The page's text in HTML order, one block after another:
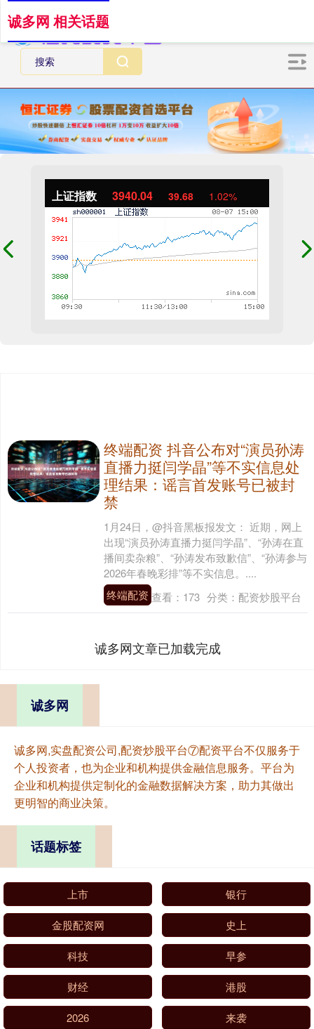
上证指数 3940.04 39.68 1.02%
诚多网 相关话题
终端配资 抖音公布对“演员孙涛
直播力挺闫学晶”等不实信息处
理结果：谣言首发账号已被封
禁
1月24日，@抖音黑板报发文： 近期，网上
出现“演员孙涛直播力挺闫学晶”、“孙涛在直
播间卖杂粮”、“孙涛发布致歉信”、“孙涛参与
2026年春晚彩排”等不实信息。....
终端配资 查看： 173 分类： 配资炒股平台
诚多网文章已加载完成
诚多网
诚多网,实盘配资公司,配资炒股平台⑦配资平台不仅服务于
个人投资者，也为企业和机构提供金融信息服务。平台为
企业和机构提供定制化的金融数据解决方案，助力其做出
更明智的商业决策。
话题标签
上市 银行
金股配资网 史上
科技 早参
财经 港股
2026 来袭